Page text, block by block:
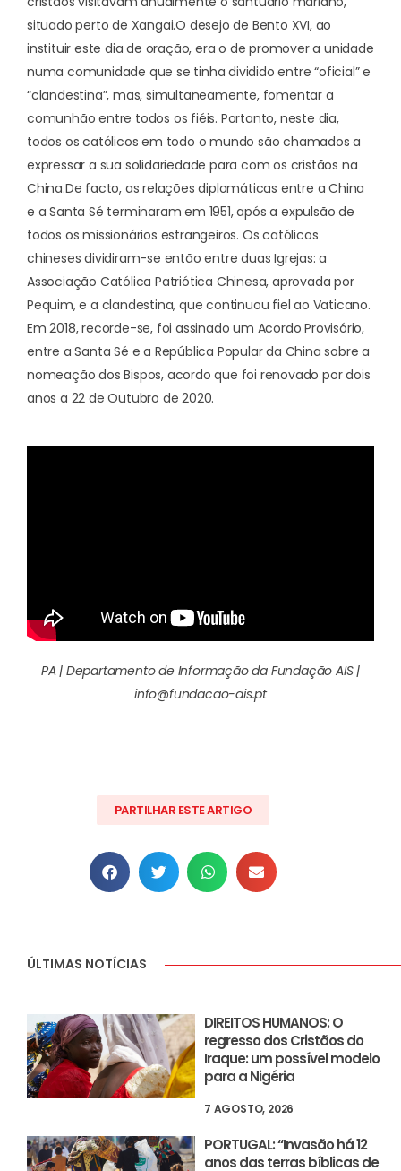
situado perto de Xangai.O desejo de Bento XVI, ao
instituir este dia de oração, era o de promover a unidade
numa comunidade que se tinha dividido entre “oficial” e
“clandestina”, mas, simultaneamente, fomentar a
comunhão entre todos os fiéis. Portanto, neste dia,
todos os católicos em todo o mundo são chamados a
expressar a sua solidariedade para com os cristãos na
China.De facto, as relações diplomáticas entre a China
e a Santa Sé terminaram em 1951, após a expulsão de
todos os missionários estrangeiros. Os católicos
chineses dividiram-se então entre duas Igrejas: a
Associação Católica Patriótica Chinesa, aprovada por
Pequim, e a clandestina, que continuou fiel ao Vaticano.
Em 2018, recorde-se, foi assinado um Acordo Provisório,
entre a Santa Sé e a República Popular da China sobre a
nomeação dos Bispos, acordo que foi renovado por dois
anos a 22 de Outubro de 2020.
PA | Departamento de Informação da Fundação AIS |
info@fundacao-ais.pt
PARTILHAR ESTE ARTIGO
ÚLTIMAS NOTÍCIAS
DIREITOS HUMANOS: O
regresso dos Cristãos do
Iraque: um possível modelo
para a Nigéria
7 AGOSTO, 2026
PORTUGAL: “Invasão há 12
anos das terras bíblicas de